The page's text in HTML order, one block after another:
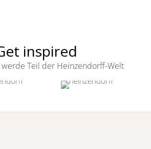
inspired
werde Teil der Heinzendorff-Welt